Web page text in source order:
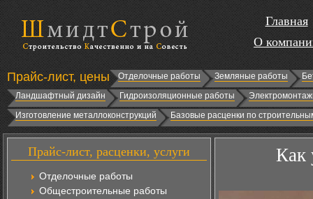
Главная
О
Прайс-лист, цены Отделочные работы Земляные работы
Ландшафтный дизайн
Гидроизоляционные работы
Изготовление металлоконструкций
Базовые расценки по
Прайс-лист, расценки, услуги
Отделочные работы
Общестроительные работы
Как